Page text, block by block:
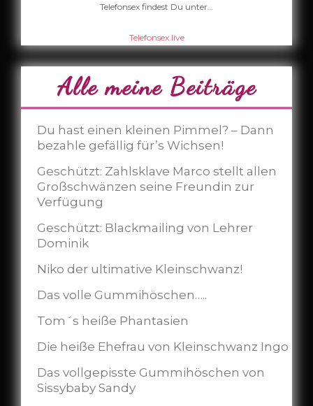
Telefonsex findest Du unter…
Telefonsex.live
Alle meine Beiträge
Du hast einen kleinen Pimmel? – Dann
bezahle gefällig für’s Wichsen!
Geschützt: Zahlsklave Marco stellt allen
Großschwänzen seine Freundin zur
Verfügung
Geschützt: Blackmailing von Lehrer
Dominik
Niko der ultimative Kleinschwanz!
Das volle Gummihöschen…..
Tom´s heiße Phantasien
Die heiße Ehefrau von Kleinschwanz Ingo
Das vollgepisste Gummihöschen von
Sissybaby Sandy